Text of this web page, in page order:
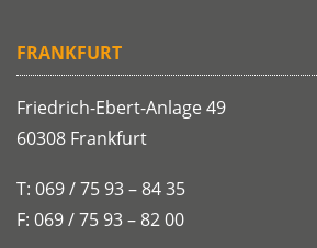
FRANKFURT
Friedrich-Ebert-Anlage 49
60308 Frankfurt
T: 069 / 75 93 – 84 35
F: 069 / 75 93 – 82 00